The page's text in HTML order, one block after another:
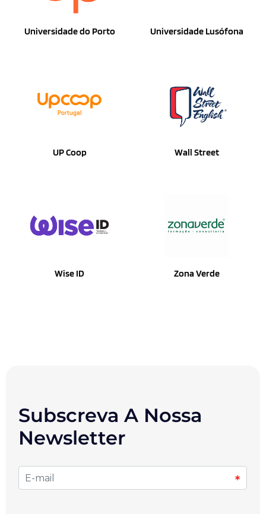
Universidade do Porto Universidade Lusófona
UP Coop Wall Street
Wise ID Zona Verde
Subscreva A Nossa
Newsletter